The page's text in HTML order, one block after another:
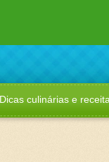
culinárias e